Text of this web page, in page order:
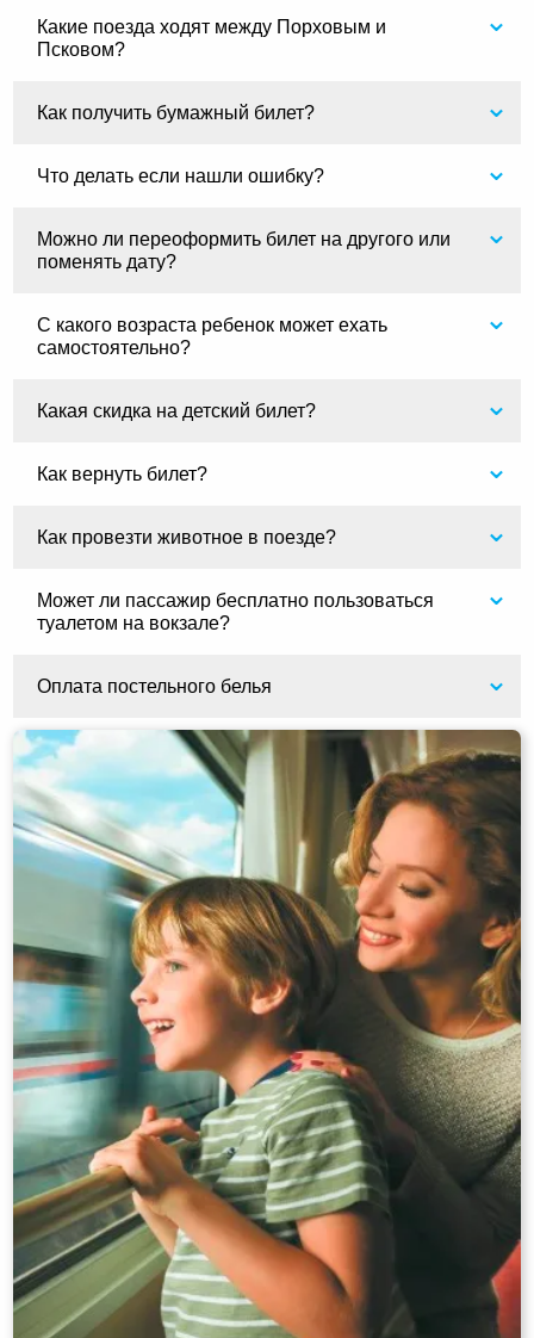
Какие поезда ходят между Порховым и
Псковом?
Как получить бумажный билет?
Что делать если нашли ошибку?
Можно ли переоформить билет на другого или
поменять дату?
С какого возраста ребенок может ехать
самостоятельно?
Какая скидка на детский билет?
Как вернуть билет?
Как провезти животное в поезде?
Может ли пассажир бесплатно пользоваться
туалетом на вокзале?
Оплата постельного белья